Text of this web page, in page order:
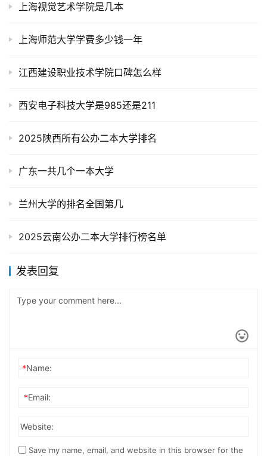
上海视觉艺术学院是几本
上海师范大学学费多少钱一年
江西建设职业技术学院口碑怎么样
西安电子科技大学是985还是211
2025陕西所有公办二本大学排名
广东一共几个一本大学
兰州大学的排名全国第几
2025云南公办二本大学排行榜名单
发表回复
*Name:
*Email:
Website:
Save my name, email, and website in this browser for the